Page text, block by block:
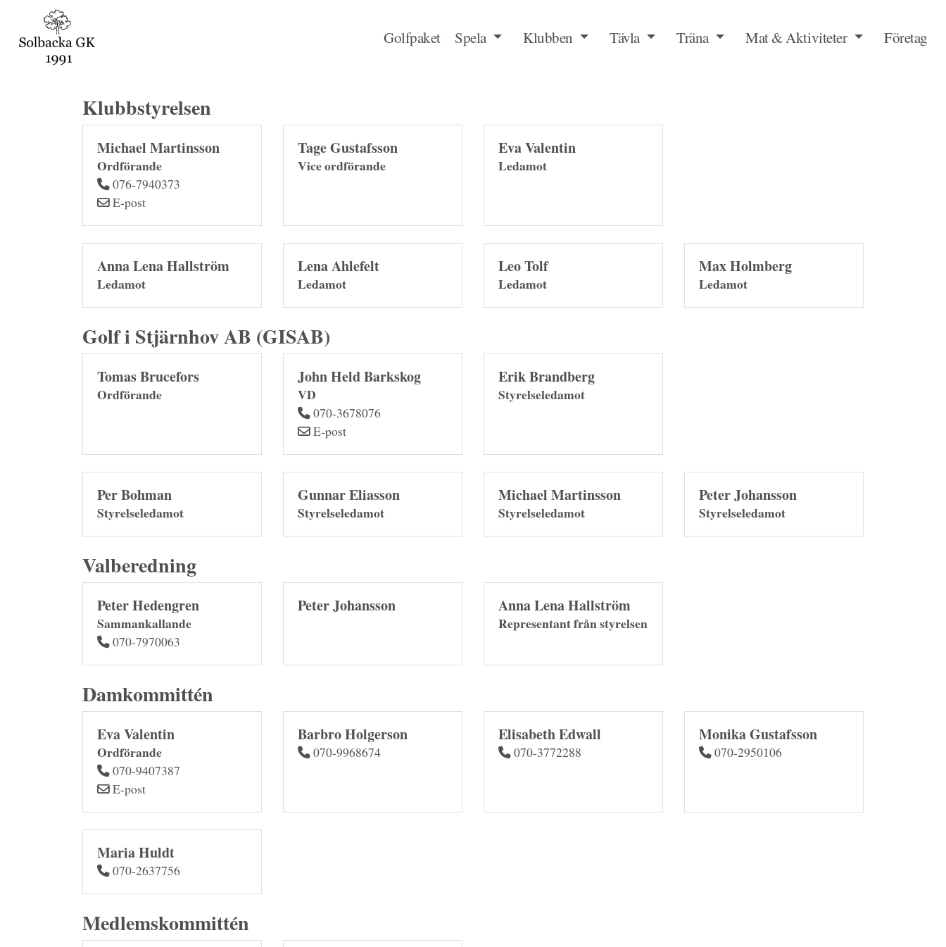
Golfpaket Spela Klubben Tävla Träna Mat & Aktiviteter Företag
Klubbstyrelsen
Michael Martinsson
Ordförande
076-7940373
E-post
Tage Gustafsson
Vice ordförande
Eva Valentin
Ledamot
Anna Lena Hallström
Ledamot
Lena Ahlefelt
Ledamot
Leo Tolf
Ledamot
Max Holmberg
Ledamot
Golf i Stjärnhov AB (GISAB)
Tomas Brucefors
Ordförande
John Held Barkskog
VD
070-3678076
E-post
Erik Brandberg
Styrelseledamot
Per Bohman
Styrelseledamot
Gunnar Eliasson
Styrelseledamot
Michael Martinsson
Styrelseledamot
Peter Johansson
Styrelseledamot
Valberedning
Peter Hedengren
Sammankallande
070-7970063
Peter Johansson Anna Lena Hallström
Representant från styrelsen
Damkommittén
Eva Valentin
Ordförande
070-9407387
E-post
Barbro Holgerson
070-9968674
Elisabeth Edwall
070-3772288
Monika Gustafsson
070-2950106
Maria Huldt
070-2637756
Medlemskommittén